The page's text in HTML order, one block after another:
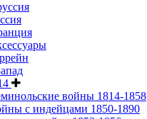
войны 1814-1858
с индейцами 1850-1890